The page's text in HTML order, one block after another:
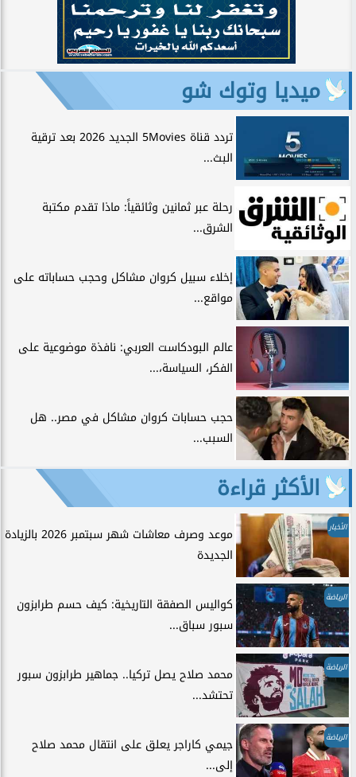
ميديا وتوك شو
تردد قناة 5Movies الجديد 2026 بعد ترقية
البث...
رحلة عبر ثمانين وثائقياً: ماذا تقدم مكتبة
الشرق...
إخلاء سبيل كروان مشاكل وحجب حساباته على
مواقع...
عالم البودكاست العربي: نافذة موضوعية على
الفكر، السياسة،...
حجب حسابات كروان مشاكل في مصر.. هل
السبب...
الأكثر قراءة
الأخبار
موعد وصرف معاشات شهر سبتمبر 2026 بالزيادة
الجديدة
الرياضة
كواليس الصفقة التاريخية: كيف حسم طرابزون
سبور سباق...
الرياضة
محمد صلاح يصل تركيا.. جماهير طرابزون سبور
تحتشد...
الرياضة
جيمي كاراجر يعلق على انتقال محمد صلاح
إلى...